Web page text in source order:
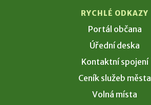
RYCHLÉ ODKAZY
Portál občana
Úřední deska
Kontaktní spojení
Ceník služeb města
Volná místa